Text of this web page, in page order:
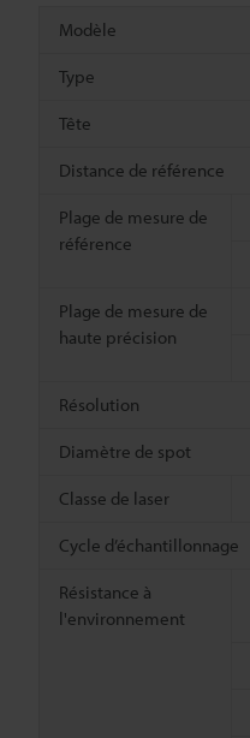
Modèle
Type
Tête
Distance de référence
Plage de mesure de
référence
Plage de mesure de
haute précision
Résolution
Diamètre de spot
Classe de laser
Cycle d’échantillonnage
Résistance à
l'environnement